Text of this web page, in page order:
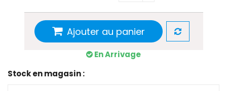
Ajouter au panier
En Arrivage
Stock en magasin :